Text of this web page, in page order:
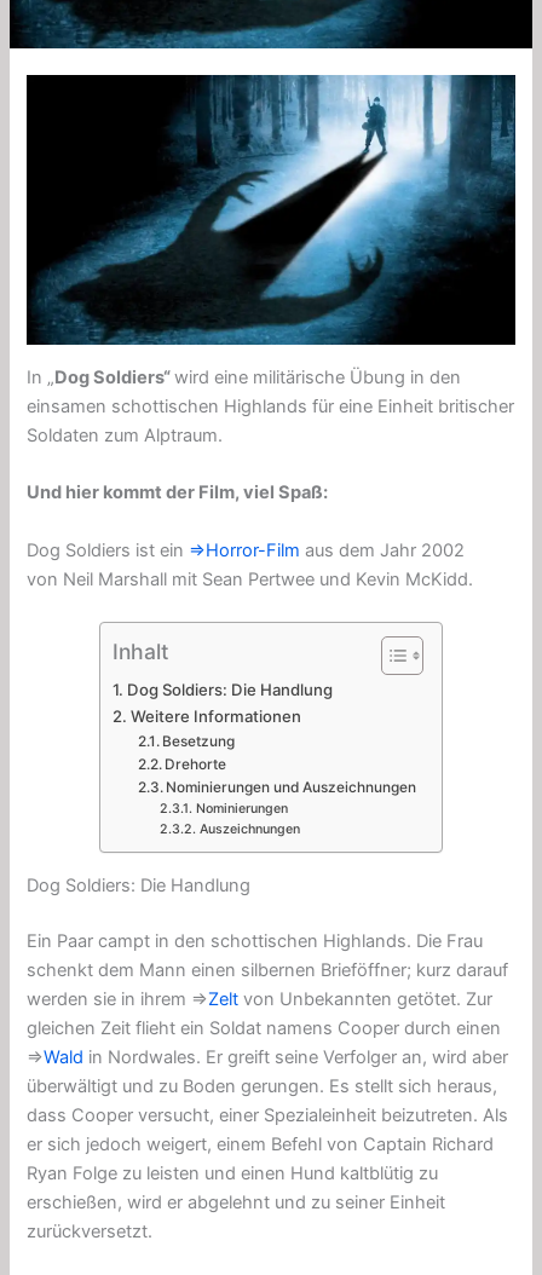
In „Dog Soldiers“wird eine militärische Übung in den
einsamen schottischen Highlands für eine Einheit britischer
Soldaten zum Alptraum.
Und hier kommt der Film, viel Spaß:
Dog Soldiers ist ein ⇒Horror-Film aus dem Jahr 2002
von Neil Marshall mit Sean Pertwee und Kevin McKidd.
Inhalt
Dog Soldiers: Die Handlung
Weitere Informationen
Besetzung
Drehorte
Nominierungen und Auszeichnungen
Nominierungen
Auszeichnungen
Dog Soldiers: Die Handlung
Ein Paar campt in den schottischen Highlands. Die Frau
schenkt dem Mann einen silbernen Brieföffner; kurz darauf
werden sie in ihrem ⇒Zelt von Unbekannten getötet. Zur
gleichen Zeit flieht ein Soldat namens Cooper durch einen
⇒Wald in Nordwales. Er greift seine Verfolger an, wird aber
überwältigt und zu Boden gerungen. Es stellt sich heraus,
dass Cooper versucht, einer Spezialeinheit beizutreten. Als
er sich jedoch weigert, einem Befehl von Captain Richard
Ryan Folge zu leisten und einen Hund kaltblütig zu
erschießen, wird er abgelehnt und zu seiner Einheit
zurückversetzt.